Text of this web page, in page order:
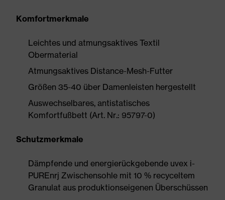
Komfortmerkmale
Leichtes und atmungsaktives Textil
Obermaterial
Atmungsaktives Distance-Mesh-Futter
Größen 35-40 über Damenleisten hergestellt
Auswechselbares, antistatisches
Komfortfußbett (Art. Nr.: 95797-0)
Schutzmerkmale
Dämpfende und energierückgebende uvex i-
PUREnrj Zwischensohle mit 10 % recyceltem
Granulat aus produktionseigenen Überschüssen